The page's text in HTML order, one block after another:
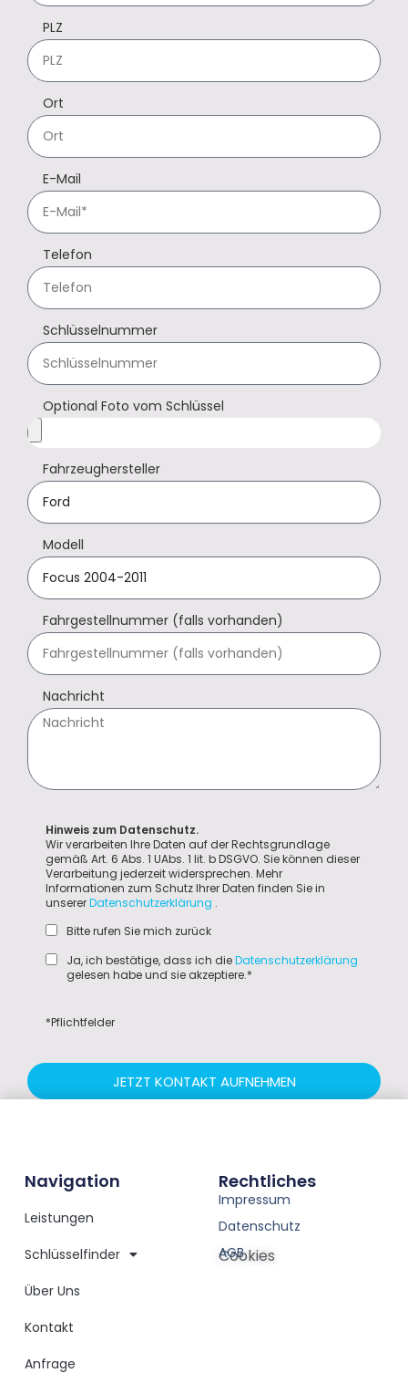
PLZ
Ort
E-Mail
Telefon
Schlüsselnummer
Optional Foto vom Schlüssel
Fahrzeughersteller
Modell
Fahrgestellnummer (falls vorhanden)
Nachricht
Hinweis zum Datenschutz.
Wir verarbeiten Ihre Daten auf der Rechtsgrundlage
gemäß Art. 6 Abs. 1 UAbs. 1 lit. b DSGVO. Sie können dieser
Verarbeitung jederzeit widersprechen. Mehr
Informationen zum Schutz Ihrer Daten finden Sie in
unsererDatenschutzerklärung .
Bitte rufen Sie mich zurück
Ja, ich bestätige, dass ich dieDatenschutzerklärung
gelesen habe und sie akzeptiere.*
*Pflichtfelder
JETZT KONTAKT AUFNEHMEN
Navigation
Leistungen
Schlüsselfinder
Über Uns
Kontakt
Anfrage
Rechtliches
Impressum
Datenschutz
AGB
Cookies